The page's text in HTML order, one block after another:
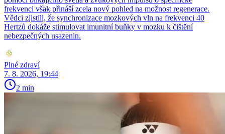
frekvenci však přináší zcela nový pohled na možnost regenerace.
Vědci zjistili, že synchronizace mozkových vln na frekvenci 40
Hertzů dokáže stimulovat imunitní buňky v mozku k čištění
nebezpečných usazenin.
Plné zdraví
7. 8. 2026, 19:44
2 min